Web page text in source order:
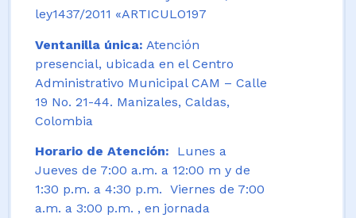
ley1437/2011 «ARTICULO197
Ventanilla única: Atención
presencial, ubicada en el Centro
Administrativo Municipal CAM – Calle
19 No. 21-44. Manizales, Caldas,
Colombia
Horario de Atención:
Lunes a
Jueves de 7:00 a.m. a 12:00 m y de
1:30 p.m. a 4:30 p.m. Viernes de 7:00
a.m. a 3:00 p.m. , en jornada